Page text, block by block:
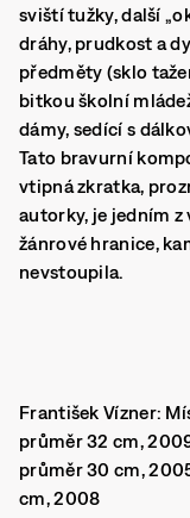
sviští tužky, další
dráhy, prudkost a
předměty (sklo
bitkou školní
dámy, sedící s
Tato bravurní
vtipná zkratka,
autorky, je jedním
žánrové hranice,
nevstoupila.
František Vízner:
průměr 32 cm,
průměr 30 cm,
cm, 2008